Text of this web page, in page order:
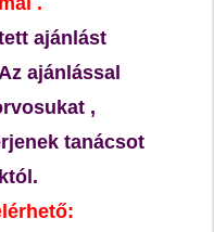
ajánlást
ajánlással
,
tanácsot